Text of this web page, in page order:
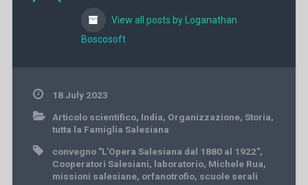
View all posts by Loganathan
Boscosoft
18 July 2023
Articolo scientifico, India, Organizzazione, Storia,
tutta la Famiglia Salesiana
convegno "L'Opera Salesiana dal 1880 al 1922",
Cooperatori Salesiani, laboratorio, Michele Rua,
missioni salesiane, orfanotrofio, scuole serali